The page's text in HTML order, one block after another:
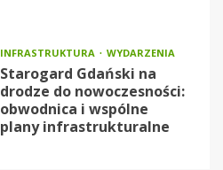
INFRASTRUKTURA WYDARZENIA
Starogard Gdański na
drodze do nowoczesności:
obwodnica i wspólne
plany infrastrukturalne